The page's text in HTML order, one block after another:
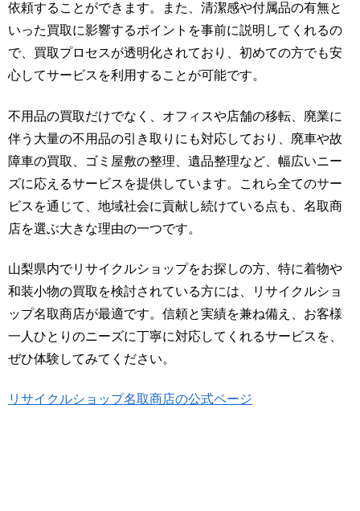
依頼することができます。また、清潔感や付属品の有無と
いった買取に影響するポイントを事前に説明してくれるの
で、買取プロセスが透明化されており、初めての方でも安
心してサービスを利用することが可能です。
不用品の買取だけでなく、オフィスや店舗の移転、廃業に
伴う大量の不用品の引き取りにも対応しており、廃車や故
障車の買取、ゴミ屋敷の整理、遺品整理など、幅広いニー
ズに応えるサービスを提供しています。これら全てのサー
ビスを通じて、地域社会に貢献し続けている点も、名取商
店を選ぶ大きな理由の一つです。
山梨県内でリサイクルショップをお探しの方、特に着物や
和装小物の買取を検討されている方には、リサイクルショ
ップ名取商店が最適です。信頼と実績を兼ね備え、お客様
一人ひとりのニーズに丁寧に対応してくれるサービスを、
ぜひ体験してみてください。
リサイクルショップ名取商店の公式ページ